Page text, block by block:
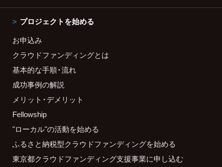
プロジェクトを始める
お申込み
クラウドファンディングとは
基本的な手順・流れ
成功事例の解説
メリット・デメリット
Fellowship
"ローカル"の活動を始める
ふるさと納税型クラウドファンディングを始める
東京都クラウドファンディング支援事業に申し込む